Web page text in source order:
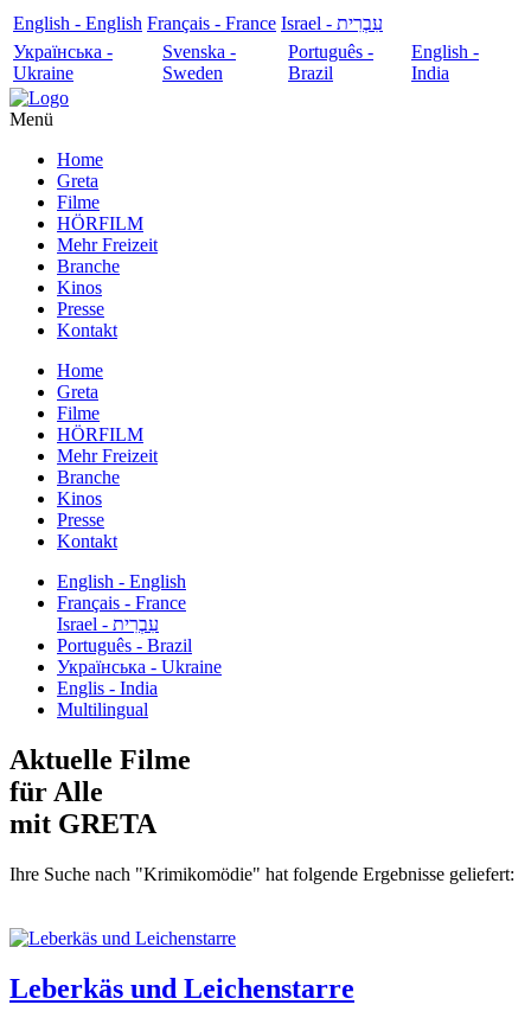
English - English Français - France
עִבְרִית - Israel
Українська -
Ukraine
Svenska -
Sweden
Português -
Brazil
English -
India
Menü
Home
Greta
Filme
HÖRFILM
Mehr Freizeit
Branche
Kinos
Presse
Kontakt
Home
Greta
Filme
HÖRFILM
Mehr Freizeit
Branche
Kinos
Presse
Kontakt
English - English
Français - France
עִבְרִית - Israel
Português - Brazil
Українська - Ukraine
Englis - India
Multilingual
Aktuelle Filme
für Alle
mit GRETA
Ihre Suche nach "Krimikomödie" hat folgende Ergebnisse geliefert:
Leberkäs und Leichenstarre